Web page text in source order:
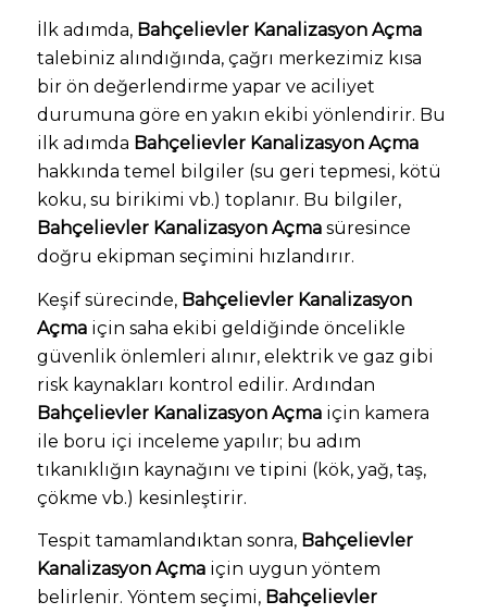
İlk adımda, Bahçelievler Kanalizasyon Açma
talebiniz alındığında, çağrı merkezimiz kısa
bir ön değerlendirme yapar ve aciliyet
durumuna göre en yakın ekibi yönlendirir. Bu
ilk adımda Bahçelievler Kanalizasyon Açma
hakkında temel bilgiler (su geri tepmesi, kötü
koku, su birikimi vb.) toplanır. Bu bilgiler,
Bahçelievler Kanalizasyon Açmasüresince
doğru ekipman seçimini hızlandırır.
Keşif sürecinde, Bahçelievler Kanalizasyon
Açmaiçin saha ekibi geldiğinde öncelikle
güvenlik önlemleri alınır, elektrik ve gaz gibi
risk kaynakları kontrol edilir. Ardından
Bahçelievler Kanalizasyon Açmaiçin kamera
ile boru içi inceleme yapılır; bu adım
tıkanıklığın kaynağını ve tipini (kök, yağ, taş,
çökme vb.) kesinleştirir.
Tespit tamamlandıktan sonra, Bahçelievler
Kanalizasyon Açmaiçin uygun yöntem
belirlenir. Yöntem seçimi, Bahçelievler